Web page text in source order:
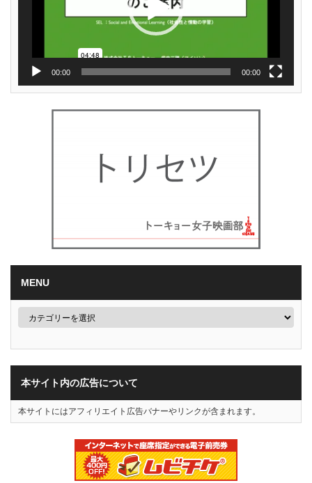
00:00 00:00
MENU
本サイト内の広告について
本サイトにはアフィリエイト広告バナーやリンクが含まれます。